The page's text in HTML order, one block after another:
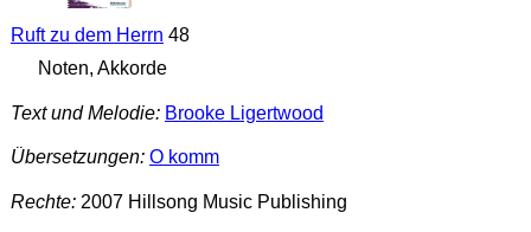
Ruft zu dem Herrn 48
Noten, Akkorde
Text und Melodie: Brooke Ligertwood
Übersetzungen: O komm
Rechte:2007 Hillsong Music Publishing